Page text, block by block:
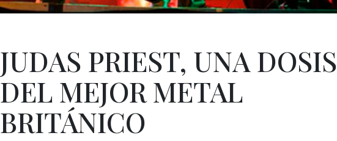
JUDAS PRIEST, UNA DOSIS
DEL MEJOR METAL
BRITÁNICO